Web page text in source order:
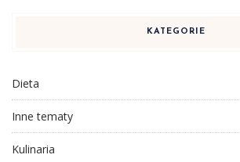
KATEGORIE
Dieta
Inne tematy
Kulinaria